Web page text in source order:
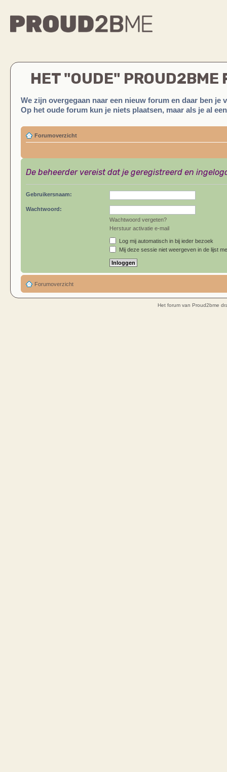
HET "OUDE" PROUD2BME
We zijn overgegaan naar een nieuw forum en daar ben je
Op het oude forum kun je niets plaatsen, maar als je al
Forumoverzicht
De beheerder vereist dat je geregistreerd en
Gebruikersnaam:
Wachtwoord:
Wachtwoord vergeten?
Herstuur activatie e-mail
Log mij automatisch in bij ieder bezoek
Mij deze sessie niet weergeven in de lijst
Forumoverzicht
Het forum van Proud2bme